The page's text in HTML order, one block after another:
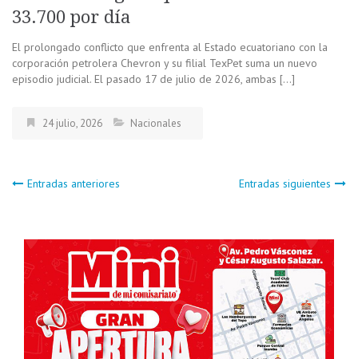
33.700 por día
El prolongado conflicto que enfrenta al Estado ecuatoriano con la
corporación petrolera Chevron y su filial TexPet suma un nuevo
episodio judicial. El pasado 17 de julio de 2026, ambas […]
24 julio, 2026 Nacionales
Navegación
de
entradas
Entradas anteriores Entradas siguientes